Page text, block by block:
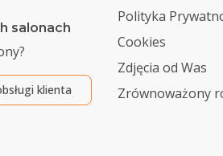
salonach
klienta
Polityka
Cookies
Zdjęcia od Was
Zrównoważony